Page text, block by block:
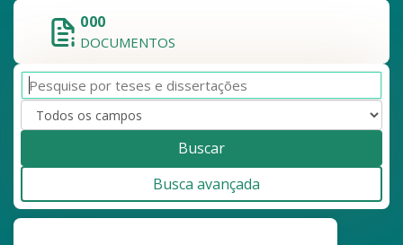
000
DOCUMENTOS
Buscar
Busca avançada